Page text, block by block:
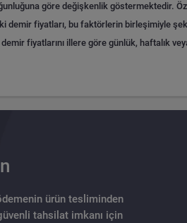
göre değişkenlik göstermektedir.
demir fiyatları, bu faktörlerin birleşimiyle
fiyatlarını illere göre günlük, haftalık
ürün tesliminden
tahsilat imkanı için